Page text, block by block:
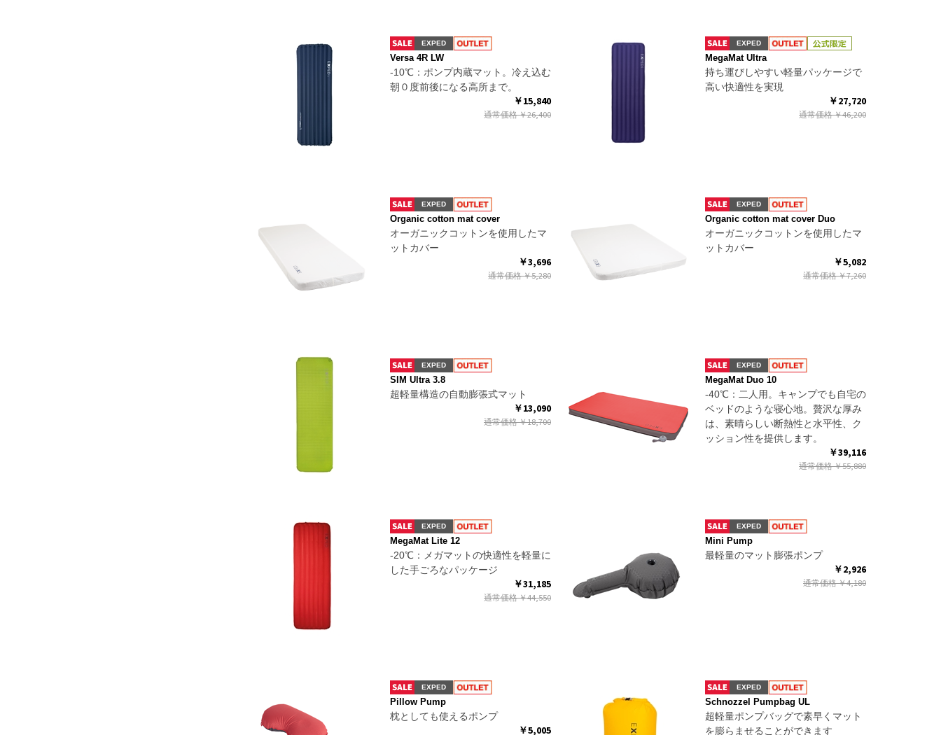
Versa 4R LW
-10℃：ポンプ内蔵マット。冷え込む
朝０度前後になる高所まで。
EXPED
￥15,840
通常価格￥26,400
MegaMat Ultra
持ち運びしやすい軽量パッケージで
高い快適性を実現
EXPED
￥27,720
通常価格￥46,200
Organic cotton mat cover
オーガニックコットンを使用したマ
ットカバー
EXPED
￥3,696
通常価格￥5,280
Organic cotton mat cover Duo
オーガニックコットンを使用したマ
ットカバー
EXPED
￥5,082
通常価格￥7,260
SIM Ultra 3.8
超軽量構造の自動膨張式マット
EXPED
￥13,090
通常価格￥18,700
MegaMat Duo 10
-40℃：二人用。キャンプでも自宅の
ベッドのような寝心地。贅沢な厚み
は、素晴らしい断熱性と水平性、ク
ッション性を提供します。
EXPED
￥39,116
通常価格￥55,880
MegaMat Lite 12
-20℃：メガマットの快適性を軽量に
した手ごろなパッケージ
EXPED
￥31,185
通常価格￥44,550
Mini Pump
最軽量のマット膨張ポンプ
EXPED
￥2,926
通常価格￥4,180
Pillow Pump
枕としても使えるポンプ
EXPED
￥5,005
Schnozzel Pumpbag UL
超軽量ポンプバッグで素早くマット
を膨らませることができます
EXPED